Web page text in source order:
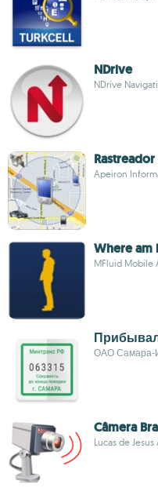
NDrive
NDrive
Apeiron
Where am i
MFluid Mobile
ОАО Самара-
Câmera
Lucas de Jesus